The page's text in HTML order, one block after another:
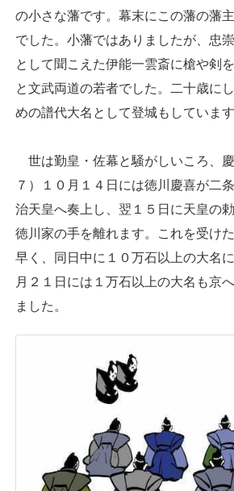
の小さな藩です。幕末にこの藩の藩
でした。小藩ではありましたが、忠
として聞こえた伊能一雲斎に槍や剣
と文武両道の若者でした。二十歳に
めの譜代大名として登城もしています
世は勤皇・佐幕と騒がしいころ、
７）１０月１４日には徳川慶喜が二
治天皇へ奏上し、翌１５日に天皇の
徳川家の手を離れます。これを受け
早く、同日中に１０万石以上の大名
月２１日には１万石以上の大名も京
ました。